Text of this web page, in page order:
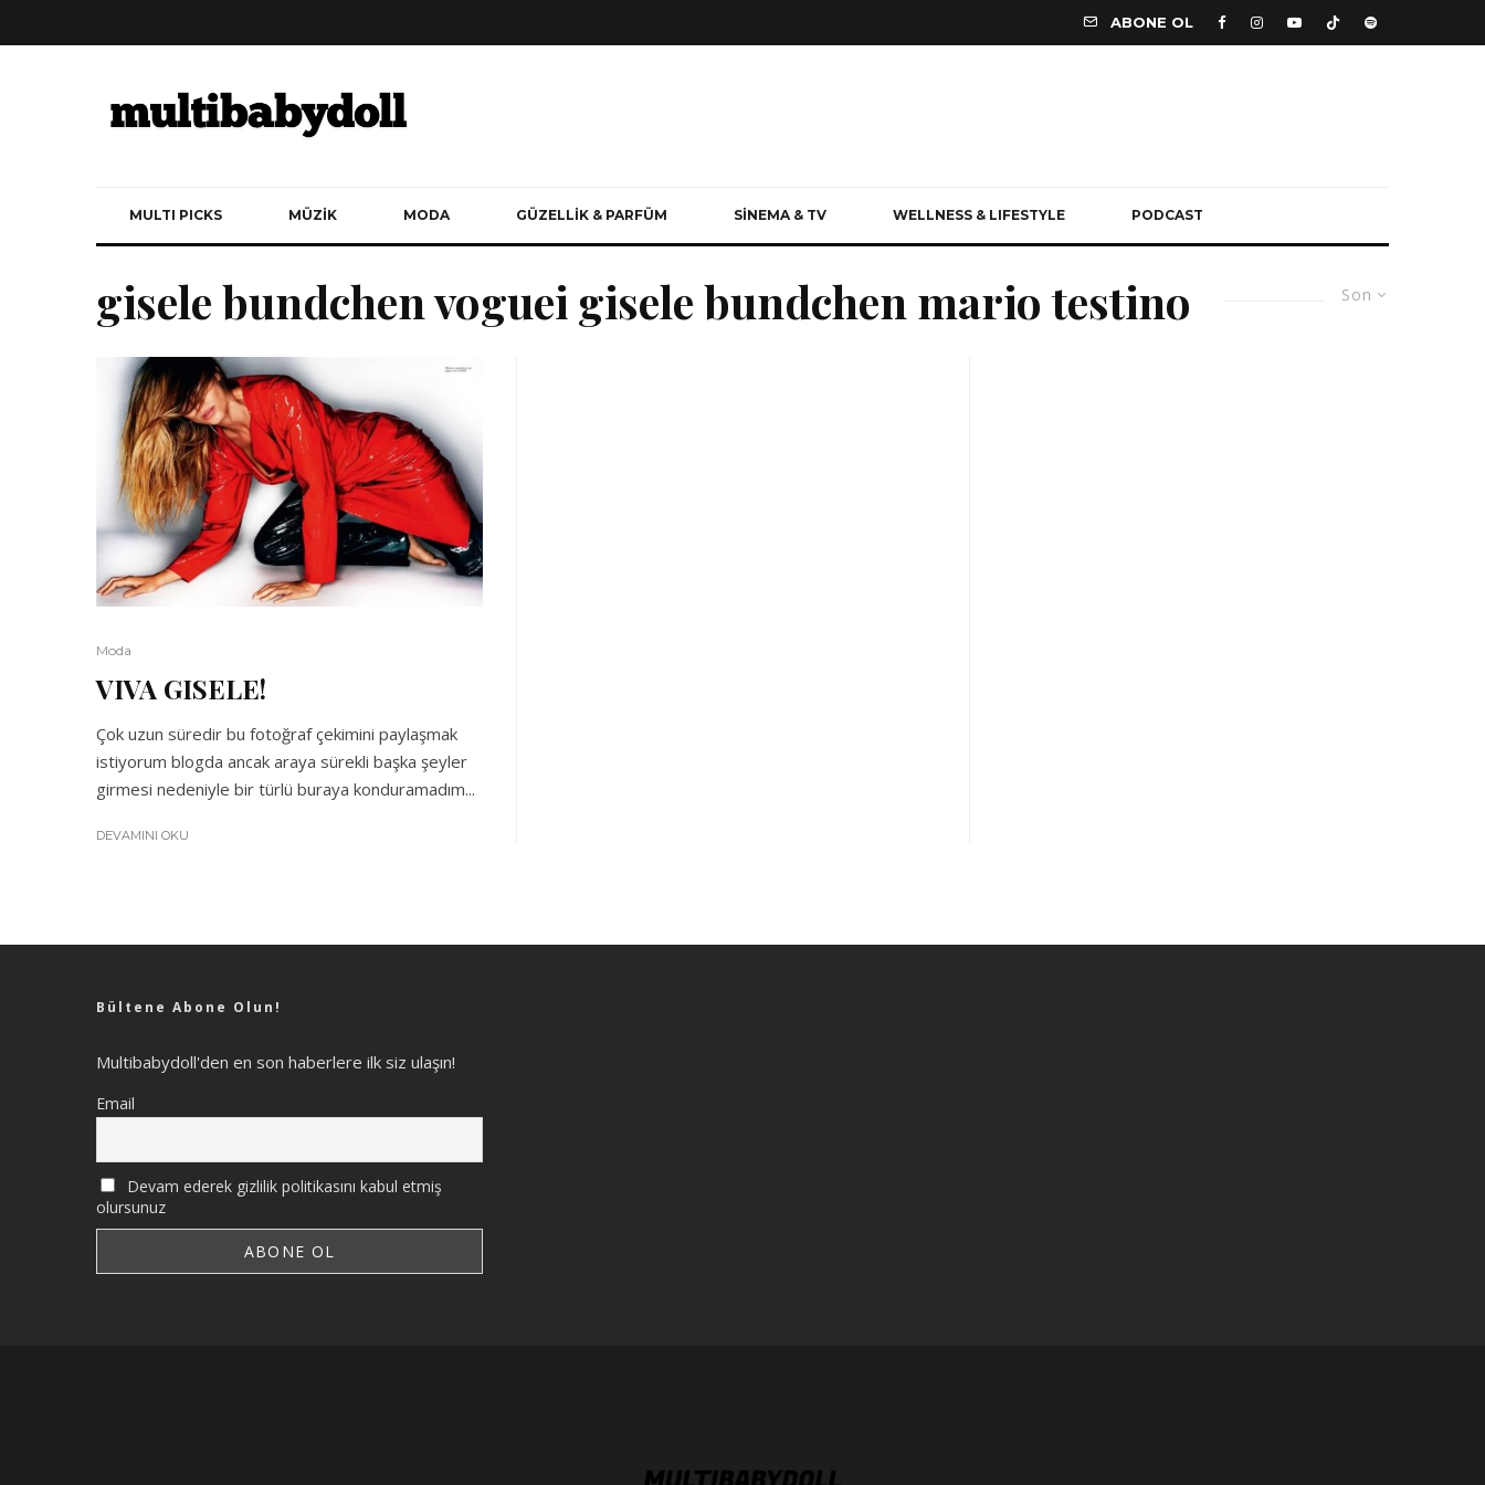
ABONE OL
MULTI PICKS MÜZİK MODA GÜZELLİK & PARFÜM SİNEMA & TV WELLNESS & LIFESTYLE PODCAST
Son
gisele bundchen voguei gisele bundchen mario testino
Moda
VIVA GISELE!
Çok uzun süredir bu fotoğraf çekimini paylaşmak
istiyorum blogda ancak araya sürekli başka şeyler
girmesi nedeniyle bir türlü buraya konduramadım...
DEVAMINI OKU
Bültene Abone Olun!
Multibabydoll'den en son haberlere ilk siz ulaşın!
Email
Devam ederek gizlilik politikasını kabul etmiş
olursunuz